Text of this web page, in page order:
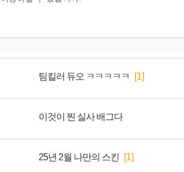
팀킬러 듀오 ㅋㅋㅋㅋㅋ [1]
이것이 찐 실사 배그다
25년 2월 나만의 스킨 [1]